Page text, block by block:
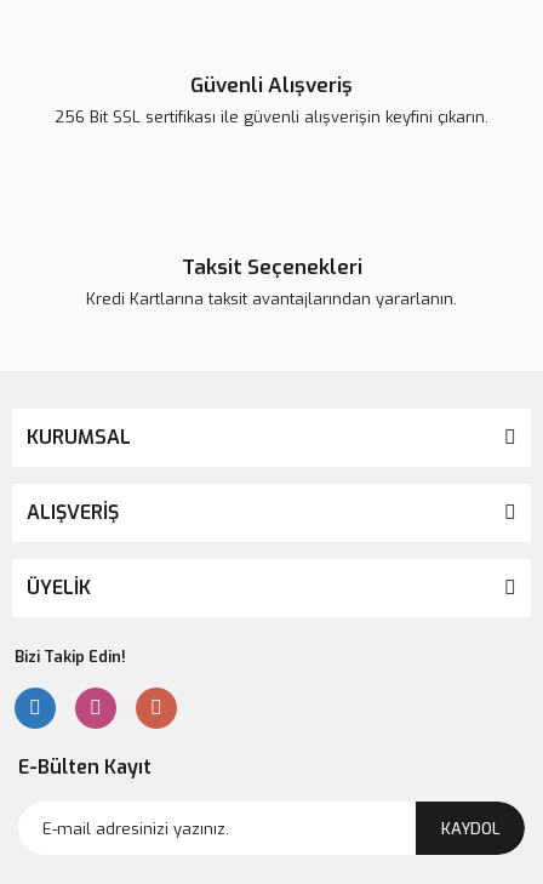
Güvenli Alışveriş
256 Bit SSL sertifikası ile güvenli alışverişin keyfini çıkarın.
Taksit Seçenekleri
Kredi Kartlarına taksit avantajlarından yararlanın.
KURUMSAL
ALIŞVERİŞ
ÜYELİK
Bizi Takip Edin!
E-Bülten Kayıt
KAYDOL